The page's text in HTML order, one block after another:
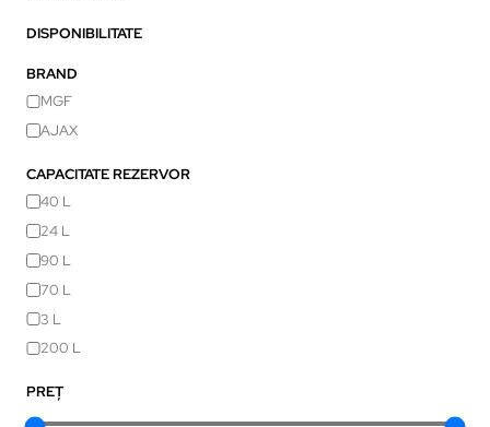
DISPONIBILITATE
BRAND
MGF
AJAX
CAPACITATE REZERVOR
40 L
24 L
90 L
70 L
3 L
200 L
PREȚ